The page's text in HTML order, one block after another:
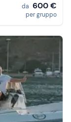
da 600 €
per gruppo